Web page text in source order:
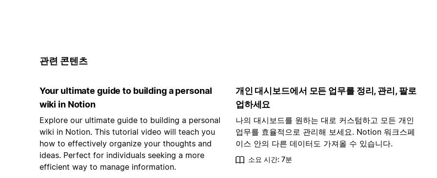
관련 콘텐츠
Your ultimate guide to building a personal
wiki in Notion
Explore our ultimate guide to building a personal
wiki in Notion. This tutorial video will teach you
how to effectively organize your thoughts and
ideas. Perfect for individuals seeking a more
efficient way to manage information.
개인 대시보드에서 모든 업무를 정리, 관리, 팔로
업하세요
나의 대시보드를 원하는 대로 커스텀하고 모든 개인
업무를 효율적으로 관리해 보세요. Notion 워크스페
이스 안의 다른 데이터도 가져올 수 있습니다.
소요 시간: 7분